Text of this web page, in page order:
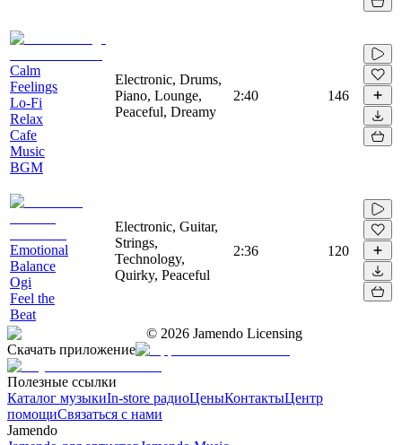
Calm
Feelings
Lo-Fi
Relax
Cafe
Music
BGM
Electronic, Drums,
Piano, Lounge,
Peaceful, Dreamy
2:40 146
Emotional
Balance
Ogi
Feel the
Beat
Electronic, Guitar,
Strings,
Technology,
Quirky, Peaceful
2:36 120
© 2026 Jamendo Licensing
Скачать приложение
Полезные ссылки
Каталог музыкиIn-store радиоЦеныКонтактыЦентр
помощиСвязаться с нами
Jamendo